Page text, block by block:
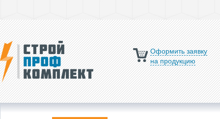
Оформить заявку
на продукцию